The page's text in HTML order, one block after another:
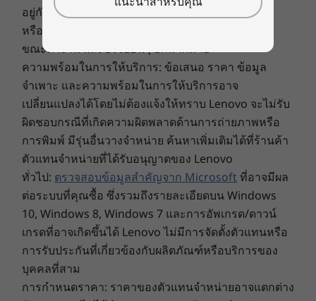
อุปกรณ์เสริมแบบโมดูลาร์ของ Lenovo Magic Bay
จะช่วยยกระดับประสบการณ์การทำงานของคุณ
อุปกรณ์ขนาดพกพาแต่ละเครื่องติดแม่เหล็กกับด้าน
บนของจอแสดงผลและผ่าน Pogo-pin ซึ่งผลิตขึ้นเพื่อ
แล็ปท็อป ThinkBook 16p Gen 4 โดยเฉพาะ
Lenovo Magic Bay LTE รับประกันการเข้าถึง 4G
ตราบเท่าที่สัญญาณมือถือครอบคลุม* เว็บแคม 4K
พร้อม 30FPS, โฟกัสอัตโนมัติ, การจัดเฟรมอัตโนมัติ
และมุมมองที่ปรับได้จะจับภาพคุณได้อย่างดีที่สุด
และ Magic Bay Light จะส่องสว่างในบริเวณที่มืด
สลัวและจะเปิดขึ้นโดยอัตโนมัติเมื่อเปิดกล้องของ
แล็ปท็อปเปิดขึ้น
*ความพร้อมใช้งานจะแตกต่างกันไปตามภูมิภาคและต้องมีผู้ให้บริการเครือข่าย
SD card reader
HDMI 2.1
Kensington Nano Security Slot™
Optional Pogo-pin connector for Magic Bay
accessories
AC power in
USB port transfer speeds are approximate and depend on many factors, such as
processing capability of host/peripheral devices, file attributes, system configuration
and operating environments; actual speeds will vary and may be less than expected.
Wireless
WiFi 6
WiFi 6E*
Bluetooth 5.1
* 6GHz WiFi 6E operation is dependent on the support of the operating system,
routers/APs/gateways that support WiFi 6E, along with the regional regulatory
ข้อมูลจำเพาะอาจแตกต่างกันไปโดยขึ้นอยู่กับภูมิภาค/รุ่น
* ราคาที่ระบุนี้ไม่รวมภาษีและภาษีสินค้าเข้าเมือง
ทั้งหมด
**อายุการใช้งานแบตเตอรี่จริงอาจแตกต่างกันไปโดยขึ้น
อยู่กับการใช้งานแอพพลิเคชั่น การตั้งค่า คุณลักษณะ
หรืองานที่เลือก การกำหนดค่าเครือข่าย อุณหภูมิใน
ขณะทำงาน และปัจจัยอื่นๆ อีกมากมาย
ความพร้อมในการให้บริการ: ข้อเสนอ ราคา ข้อมูล
จำเพาะ และความพร้อมในการให้บริการอาจ
เปลี่ยนแปลงได้โดยไม่ต้องแจ้งให้ทราบ Lenovo จะไม่รับ
ผิดชอบกรณีที่เกิดความผิดพลาดด้านการถ่ายภาพหรือ
การพิมพ์ มีรุ่นอื่นวางจำหน่าย ค้นหาเพิ่มเติมได้ที่ร้านค้า
ตัวแทนจำหน่ายที่ได้รับอนุญาตของ Lenovo
ทั่วไป:ตรวจสอบข้อมูลสำคัญจาก Microsoft ที่อาจมีผล
ต่อระบบที่คุณซื้อ ซึ่งรวมถึงรายละเอียดบน Windows
10, Windows 8, Windows 7 และการอัพเกรด/ดาวน์
เกรดที่อาจเกิดขึ้นได้ Lenovo ไม่มีการจัดตั้งตัวแทนหรือ